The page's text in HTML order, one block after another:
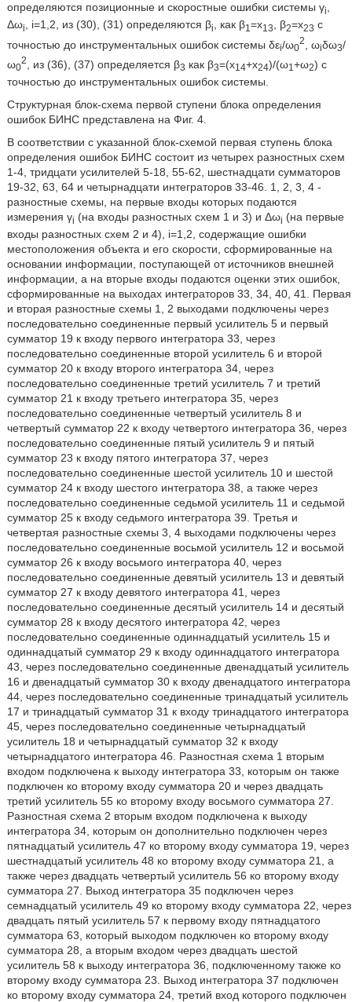
определяются позиционные и скоростные ошибки системы γi,
Δωi , i=1,2, из (30), (31) определяются βi , как β1 =х13 , β2=х23 с
точностью до инструментальных ошибок системы δεi/ω0
2 , ωiδω3/
ω0
2 , из (36), (37) определяется β3 как β3=(x14+x24)/(ω1+ω2) с
точностью до инструментальных ошибок системы.
Структурная блок-схема первой ступени блока определения
ошибок БИНС представлена на Фиг. 4.
В соответствии с указанной блок-схемой первая ступень блока
определения ошибок БИНС состоит из четырех разностных схем
1-4, тридцати усилителей 5-18, 55-62, шестнадцати сумматоров
19-32, 63, 64 и четырнадцати интеграторов 33-46. 1, 2, 3, 4 -
разностные схемы, на первые входы которых подаются
измерения γi (на входы разностных схем 1 и 3) и Δωi (на первые
входы разностных схем 2 и 4), i=1,2, содержащие ошибки
местоположения объекта и его скорости, сформированные на
основании информации, поступающей от источников внешней
информации, а на вторые входы подаются оценки этих ошибок,
сформированные на выходах интеграторов 33, 34, 40, 41. Первая
и вторая разностные схемы 1, 2 выходами подключены через
последовательно соединенные первый усилитель 5 и первый
сумматор 19 к входу первого интегратора 33, через
последовательно соединенные второй усилитель 6 и второй
сумматор 20 к входу второго интегратора 34, через
последовательно соединенные третий усилитель 7 и третий
сумматор 21 к входу третьего интегратора 35, через
последовательно соединенные четвертый усилитель 8 и
четвертый сумматор 22 к входу четвертого интегратора 36, через
последовательно соединенные пятый усилитель 9 и пятый
сумматор 23 к входу пятого интегратора 37, через
последовательно соединенные шестой усилитель 10 и шестой
сумматор 24 к входу шестого интегратора 38, а также через
последовательно соединенные седьмой усилитель 11 и седьмой
сумматор 25 к входу седьмого интегратора 39. Третья и
четвертая разностные схемы 3, 4 выходами подключены через
последовательно соединенные восьмой усилитель 12 и восьмой
сумматор 26 к входу восьмого интегратора 40, через
последовательно соединенные девятый усилитель 13 и девятый
сумматор 27 к входу девятого интегратора 41, через
последовательно соединенные десятый усилитель 14 и десятый
сумматор 28 к входу десятого интегратора 42, через
последовательно соединенные одиннадцатый усилитель 15 и
одиннадцатый сумматор 29 к входу одиннадцатого интегратора
43, через последовательно соединенные двенадцатый усилитель
16 и двенадцатый сумматор 30 к входу двенадцатого интегратора
44, через последовательно соединенные тринадцатый усилитель
17 и тринадцатый сумматор 31 к входу тринадцатого интегратора
45, через последовательно соединенные четырнадцатый
усилитель 18 и четырнадцатый сумматор 32 к входу
четырнадцатого интегратора 46. Разностная схема 1 вторым
входом подключена к выходу интегратора 33, которым он также
подключен ко второму входу сумматора 20 и через двадцать
третий усилитель 55 ко второму входу восьмого сумматора 27.
Разностная схема 2 вторым входом подключена к выходу
интегратора 34, которым он дополнительно подключен через
пятнадцатый усилитель 47 ко второму входу сумматора 19, через
шестнадцатый усилитель 48 ко второму входу сумматора 21, а
также через двадцать четвертый усилитель 56 ко второму входу
сумматора 27. Выход интегратора 35 подключен через
семнадцатый усилитель 49 ко второму входу сумматора 22, через
двадцать пятый усилитель 57 к первому входу пятнадцатого
сумматора 63, который выходом подключен ко второму входу
сумматора 28, а вторым входом через двадцать шестой
усилитель 58 к выходу интегратора 36, подключенному также ко
второму входу сумматора 23. Выход интегратора 37 подключен
ко второму входу сумматора 24, третий вход которого подключен